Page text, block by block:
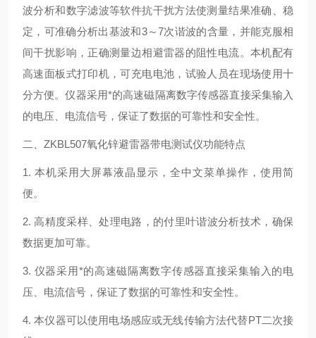
波分析和数字滤波等软件抗干扰方法使测量结果准确、稳
定，可准确分析出基波和3～7次谐波的含量，并能克服相
间干扰影响，正确测量边相避雷器的阻性电流。本机配有
高速面板式打印机，可充电电池，试验人员在现场使用十
分方便。仪器采用*的高速磁隔离数字传感器直接采集输入
的电压、电流信号，保证了数据的可靠性和安全性。
二、ZKBL507氧化锌避雷器带电测试仪功能特点
1. 本机采用大屏幕液晶显示，全中文菜单操作，使用简
便。
2. 高精度采样、处理电路，的付里叶谐波分析技术，确保
数据更加可靠。
3. 仪器采用*的高速磁隔离数字传感器直接采集输入的电
压、电流信号，保证了数据的可靠性和安全性。
4. 本仪器可以使用电场感应或无线传输方法代替PT二次接